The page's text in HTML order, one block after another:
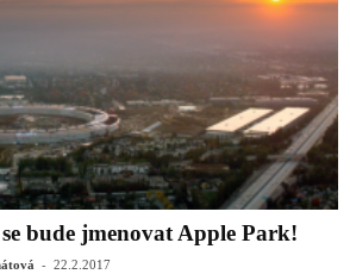
bude jmenovat Apple Park!
- 22.2.2017